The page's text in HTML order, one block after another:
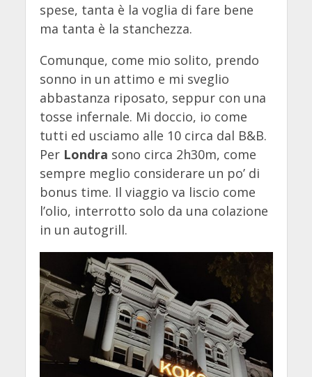
spese, tanta è la voglia di fare bene
ma tanta è la stanchezza.
Comunque, come mio solito, prendo
sonno in un attimo e mi sveglio
abbastanza riposato, seppur con una
tosse infernale. Mi doccio, io come
tutti ed usciamo alle 10 circa dal B&B.
Per Londra sono circa 2h30m, come
sempre meglio considerare un po’ di
bonus time. Il viaggio va liscio come
l’olio, interrotto solo da una colazione
in un autogrill.